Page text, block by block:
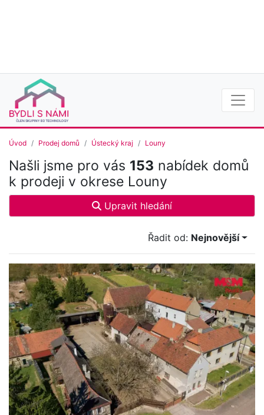
Úvod Prodej domů Ústecký kraj Louny
Našli jsme pro vás 153 nabídek domů
k prodeji v okrese Louny
Upravit hledání
Řadit od: Nejnovější